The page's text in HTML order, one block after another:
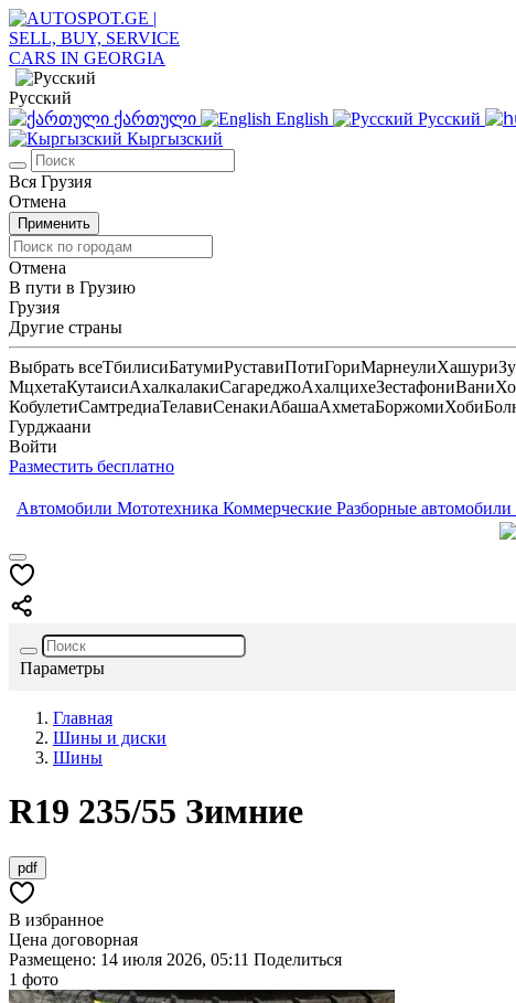
Русский
ქართული
English Русский
Кыргызский
Вся Грузия
Отмена
Применить
Отмена
В пути в Грузию
Грузия
Другие страны
Выбрать всеТбилисиБатумиРуставиПотиГориМарнеулиХашури
МцхетаКутаисиАхалкалакиСагареджоАхалцихеЗестафониВани
КобулетиСамтредиаТелавиСенакиАбашаАхметаБоржомиХоби
Гурджаани
Войти
Разместить бесплатно
Автомобили Мототехника Коммерческие Разборные автомобили
Параметры
Главная
Шины и диски
Шины
R19 235/55 Зимние
pdf
В избранное
Цена договорная
Размещено: 14 июля 2026, 05:11 Поделиться
1 фото